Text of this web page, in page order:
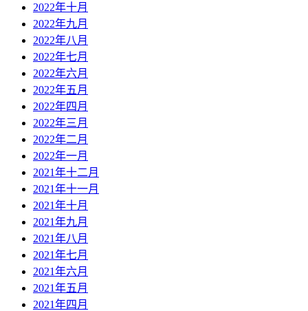
2022年十月
2022年九月
2022年八月
2022年七月
2022年六月
2022年五月
2022年四月
2022年三月
2022年二月
2022年一月
2021年十二月
2021年十一月
2021年十月
2021年九月
2021年八月
2021年七月
2021年六月
2021年五月
2021年四月